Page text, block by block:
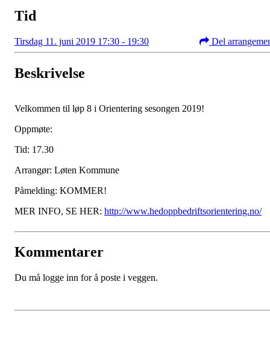
Tid
Tirsdag 11. juni 2019 17:30 - 19:30 Del
Beskrivelse
Velkommen til løp 8 i Orientering sesongen 2019!
Oppmøte:
Tid: 17.30
Arrangør: Løten Kommune
Påmelding: KOMMER!
MER INFO, SE HER: http://www.hedoppbedriftsorientering.no/
Kommentarer
Du må logge inn for å poste i veggen.